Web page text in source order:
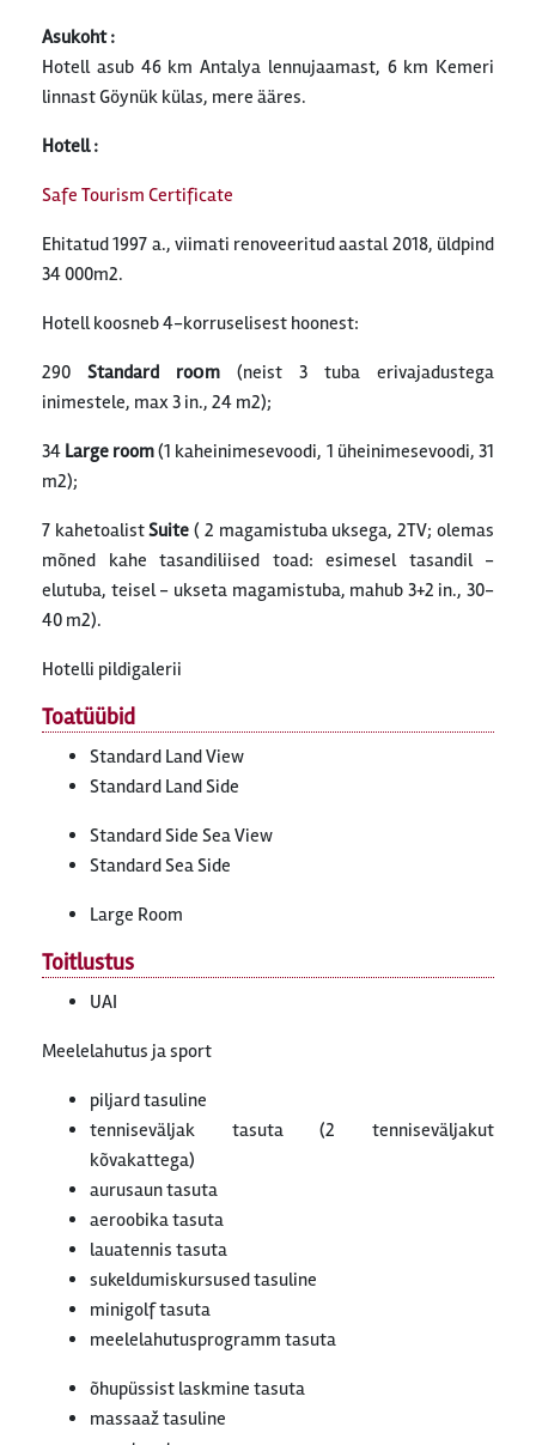
Asukoht :
Hotell asub 46 km Antalya lennujaamast, 6 km Kemeri
linnast Göynük külas, mere ääres.
Hotell :
Safe Tourism Certificate
Ehitatud 1997 a., viimati renoveeritud aastal 2018, üldpind
34 000m2.
Hotell koosneb 4-korruselisest hoonest:
290 Standard roоm (neist 3 tuba erivajadustega
inimestele, max 3 in., 24 m2);
34 Large room(1 kaheinimesevoodi, 1 üheinimesevoodi, 31
m2);
7 kahetoalistSuite ( 2 magamistuba uksega, 2TV; olemas
mõned kahe tasandiliised toad: esimesel tasandil -
elutuba, teisel - ukseta magamistuba, mahub 3+2 in., 30-
40 m2).
Hotelli pildigalerii
Toatüübid
Standard Land View
Standard Land Side
Standard Side Sea View
Standard Sea Side
Large Room
Toitlustus
UAI
Meelelahutus ja sport
piljard tasuline
tenniseväljak tasuta (2 tenniseväljakut
kõvakattega)
aurusaun tasuta
aeroobika tasuta
lauatennis tasuta
sukeldumiskursused tasuline
minigolf tasuta
meelelahutusprogramm tasuta
õhupüssist laskmine tasuta
massaaž tasuline